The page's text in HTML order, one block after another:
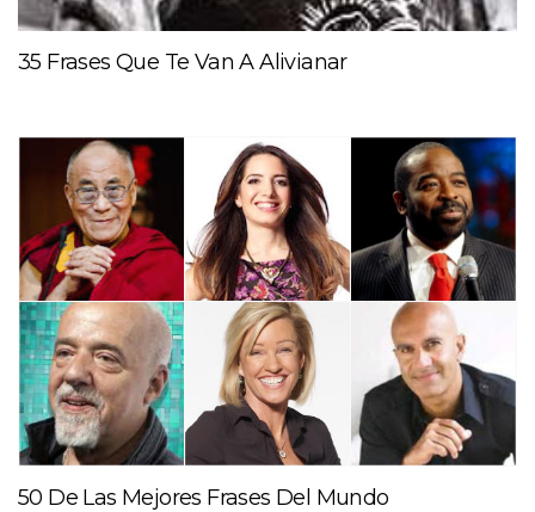
35 Frases Que Te Van A Alivianar
50 De Las Mejores Frases Del Mundo